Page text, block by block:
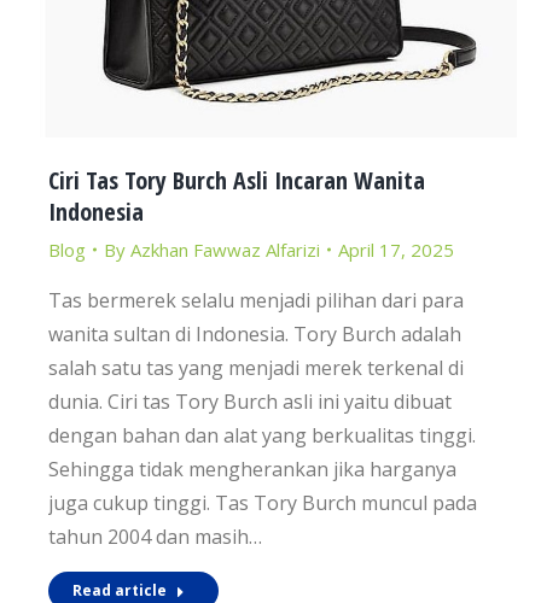
Ciri Tas Tory Burch Asli Incaran Wanita
Indonesia
Blog By Azkhan Fawwaz Alfarizi April 17, 2025
Tas bermerek selalu menjadi pilihan dari para
wanita sultan di Indonesia. Tory Burch adalah
salah satu tas yang menjadi merek terkenal di
dunia. Ciri tas Tory Burch asli ini yaitu dibuat
dengan bahan dan alat yang berkualitas tinggi.
Sehingga tidak mengherankan jika harganya
juga cukup tinggi. Tas Tory Burch muncul pada
tahun 2004 dan masih…
Read article